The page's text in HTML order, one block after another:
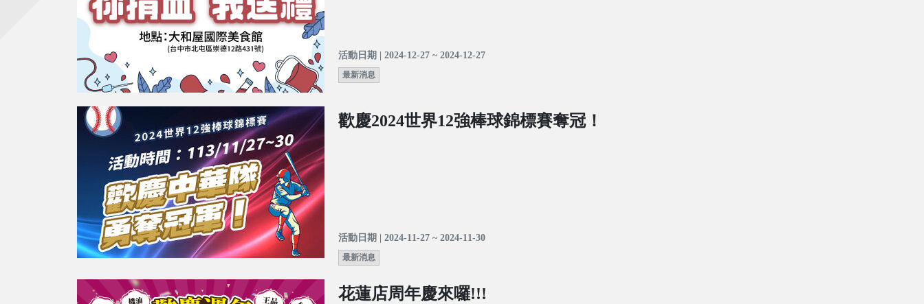
活動日期 | 2024-12-27 ~ 2024-12-27
最新消息
歡慶2024世界12強棒球錦標賽奪冠！
活動日期 | 2024-11-27 ~ 2024-11-30
最新消息
花蓮店周年慶來囉!!!